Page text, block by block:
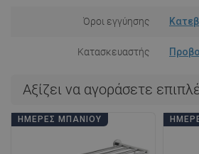
Όροι εγγύησης
Κατασκευαστής
Αξίζει να αγοράσετε
ΗΜΈΡΕΣ ΜΠΆΝΙΟΥ